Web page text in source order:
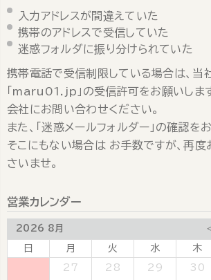
入力アドレスが間違えていた
携帯のアドレスで受信していた
迷惑フォルダに振り分けられていた
携帯電話で受信制限している場合は、当
「maru01.jp」の受信許可をお願いしま
会社にお問い合わせください。
また、「迷惑メールフォルダー」の確認を
そこにもない場合は お手数ですが、再度
さいませ。
営業カレンダー
2026 8月
日 月 火 水 木
27 28 29 30